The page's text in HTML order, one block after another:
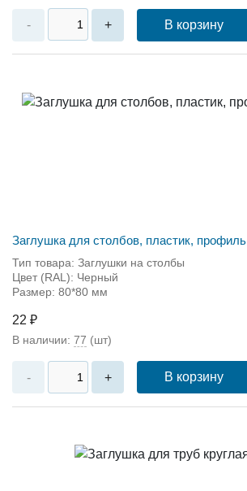
- + В корзину
Заглушка для столбов, пластик,
Тип товара: Заглушки на столбы
Цвет (RAL): Черный
Размер: 80*80 мм
22 ₽
В наличии: 77 (шт)
- + В корзину